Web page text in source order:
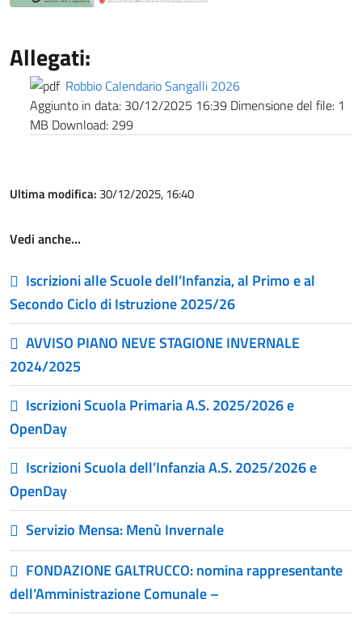
Allegati:
Robbio Calendario Sangalli 2026
Aggiunto in data: 30/12/2025 16:39 Dimensione del file: 1
MB Download: 299
Ultima modifica: 30/12/2025, 16:40
Vedi anche…
Iscrizioni alle Scuole dell’Infanzia, al Primo e al
Secondo Ciclo di Istruzione 2025/26
AVVISO PIANO NEVE STAGIONE INVERNALE
2024/2025
Iscrizioni Scuola Primaria A.S. 2025/2026 e
OpenDay
Iscrizioni Scuola dell’Infanzia A.S. 2025/2026 e
OpenDay
Servizio Mensa: Menù Invernale
FONDAZIONE GALTRUCCO: nomina rappresentante
dell’Amministrazione Comunale –